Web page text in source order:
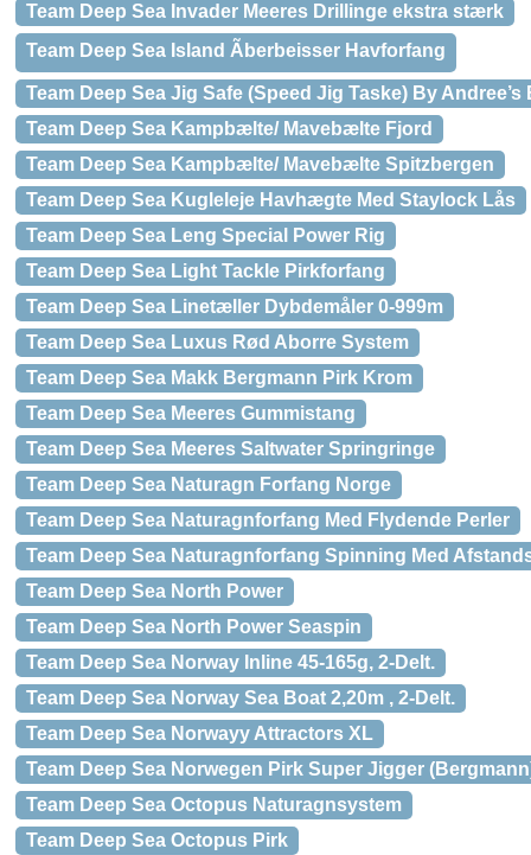
Team Deep Sea Invader Meeres Drillinge ekstra stærk
Team Deep Sea Island Ãberbeisser Havforfang
Team Deep Sea Jig Safe (Speed Jig Taske) By
Team Deep Sea Kampbælte/ Mavebælte Fjord
Team Deep Sea Kampbælte/ Mavebælte Spitzbergen
Team Deep Sea Kugleleje Havhægte Med Staylock Lås
Team Deep Sea Leng Special Power Rig
Team Deep Sea Light Tackle Pirkforfang
Team Deep Sea Linetæller Dybdemåler 0-999m
Team Deep Sea Luxus Rød Aborre System
Team Deep Sea Makk Bergmann Pirk Krom
Team Deep Sea Meeres Gummistang
Team Deep Sea Meeres Saltwater Springringe
Team Deep Sea Naturagn Forfang Norge
Team Deep Sea Naturagnforfang Med Flydende Perler
Team Deep Sea Naturagnforfang Spinning Med
Team Deep Sea North Power
Team Deep Sea North Power Seaspin
Team Deep Sea Norway Inline 45-165g, 2-Delt.
Team Deep Sea Norway Sea Boat 2,20m , 2-Delt.
Team Deep Sea Norwayy Attractors XL
Team Deep Sea Norwegen Pirk Super Jigger
Team Deep Sea Octopus Naturagnsystem
Team Deep Sea Octopus Pirk